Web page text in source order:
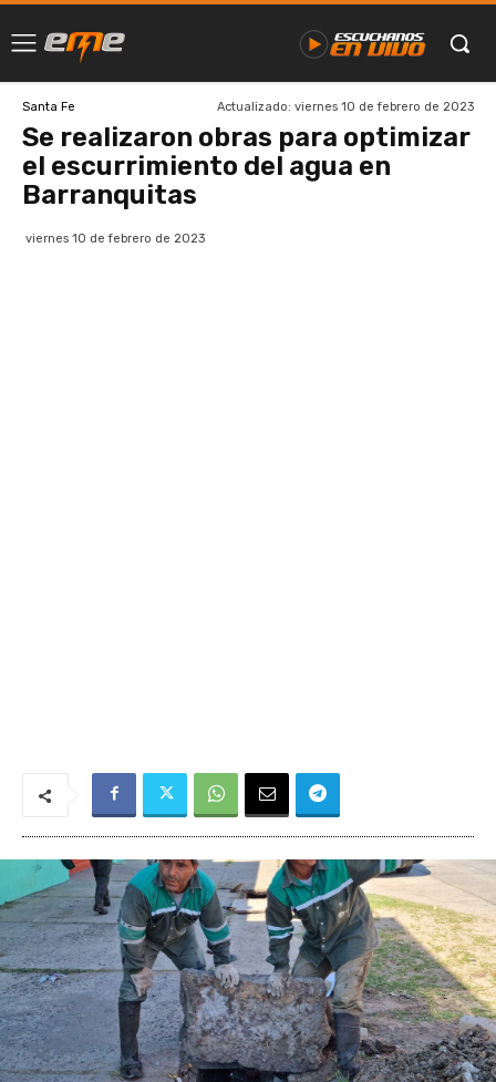
Santa Fe Actualizado: viernes 10 de febrero de 2023
Se realizaron obras para optimizar
el escurrimiento del agua en
Barranquitas
viernes 10 de febrero de 2023